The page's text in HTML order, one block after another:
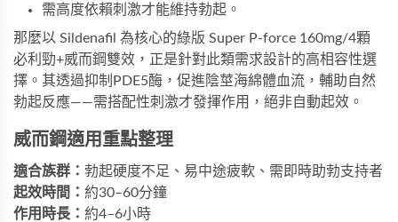
需高度依賴刺激才能維持勃起。
那麼以 Sildenafil 為核心的綠版 Super P-force 160mg/4顆
必利勁+威而鋼雙效 ，正是針對此類需求設計的高相容性選
擇。其透過抑制PDE5酶，促進陰莖海綿體血流，輔助自然
勃起反應——需搭配性刺激才發揮作用，絕非自動起效。
威而鋼適用重點整理
適合族群： 勃起硬度不足、易中途疲軟、需即時助勃支持者
起效時間： 約30–60分鐘
作用時長： 約4–6小時